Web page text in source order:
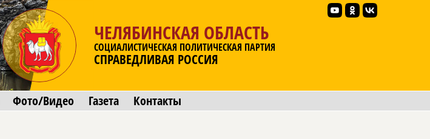
ЧЕЛЯБИНСКАЯ ОБЛАСТЬ
СОЦИАЛИСТИЧЕСКАЯ ПОЛИТИЧЕСКАЯ ПАРТИЯ
СПРАВЕДЛИВАЯ РОССИЯ
Фото/Видео Газета Контакты